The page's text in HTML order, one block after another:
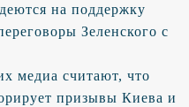
на поддержку
Зеленского с
медиа считают, что
призывы Киева и